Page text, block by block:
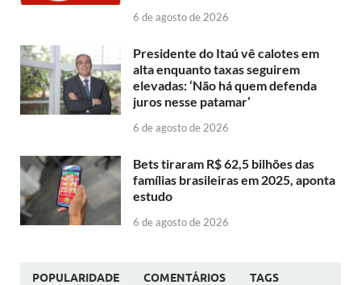
6 de agosto de 2026
Presidente do Itaú vê calotes em
alta enquanto taxas seguirem
elevadas: ‘Não há quem defenda
juros nesse patamar’
6 de agosto de 2026
Bets tiraram R$ 62,5 bilhões das
famílias brasileiras em 2025, aponta
estudo
6 de agosto de 2026
POPULARIDADE COMENTÁRIOS TAGS